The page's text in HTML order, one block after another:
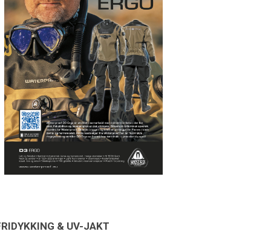
& UV-JAKT